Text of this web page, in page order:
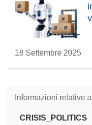
18 Settembre 2025
Informazioni relative
CRISIS_POLITICS